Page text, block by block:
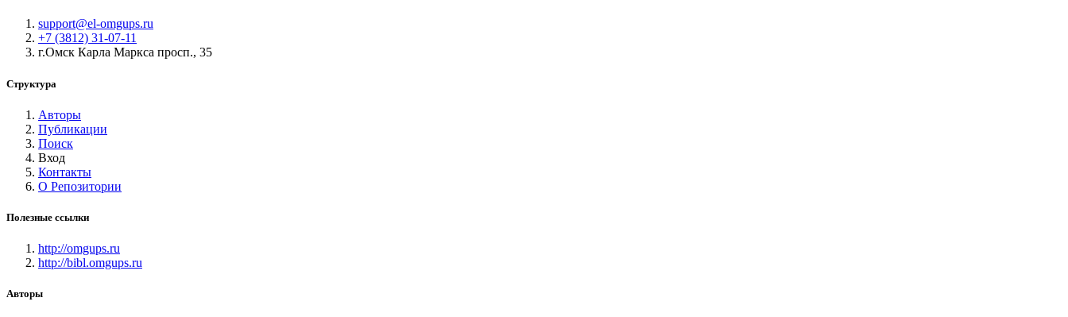
support@el-omgups.ru
+7 (3812) 31-07-11
г.Омск Карла Маркса просп., 35
Структура
Авторы
Публикации
Поиск
Вход
Контакты
О Репозитории
Полезные ссылки
http://omgups.ru
http://bibl.omgups.ru
Авторы